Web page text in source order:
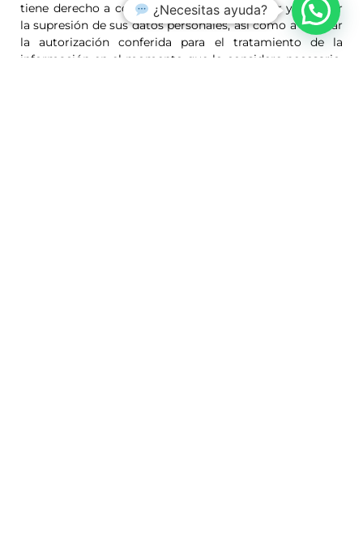
tiene derecho a conocer, actualizar, rectificar y solicitar
la supresión de sus datos personales, así como a revocar
la autorización conferida para el tratamiento de la
información en el momento que lo considere necesario.
¿Necesitas ayuda?